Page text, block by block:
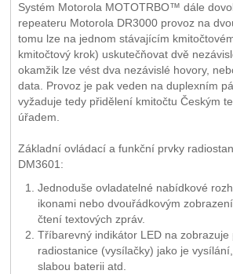
Systém Motorola MOTOTRBO™ dále
repeateru Motorola DR3000 provoz na
tomu lze na jednom stávajícím
kmitočtový krok) uskutečňovat dvě
okamžik lze vést dva nezávislé hovory,
data. Provoz je pak veden na duplexním
vyžaduje tedy přidělení kmitočtu Českým
úřadem.
Základní ovládací a funkční prvky
DM3601:
Jednoduše ovladatelné nabídkové
ikonami nebo dvouřádkovým
čtení textových zpráv.
Tříbarevný indikátor LED na zobrazuje
radiostanice (vysílačky) jako je
slabou baterii atd.